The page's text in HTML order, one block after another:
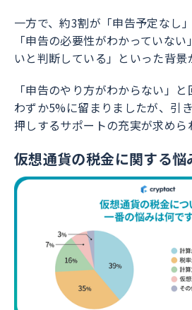
一方で、約3割が「申告予定なし
「申告の必要性がわかっていな
いと判断している」といった背景
「申告のやり方がわからない」
わずか5%に留まりましたが、引
押しするサポートの充実が求めら
仮想通貨の税金に関する悩